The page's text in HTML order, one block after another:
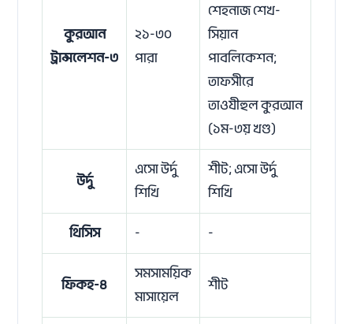
কুরআন
ট্রান্সলেশন-৩
২১-৩০
পারা
শেহনাজ শেখ-
সিয়ান
পাবলিকেশন;
তাফসীরে
তাওযীহুল কুরআন
(১ম-৩য় খণ্ড)
উর্দু
এসো উর্দু
শিখি
শীট; এসো উর্দু
শিখি
থিসিস - -
ফিকহ-৪
সমসাময়িক
মাসায়েল
শীট